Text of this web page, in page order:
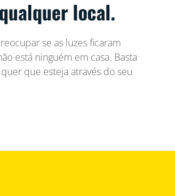
local.
se as luzes ficaram
está ninguém em casa. Basta
que esteja através do seu